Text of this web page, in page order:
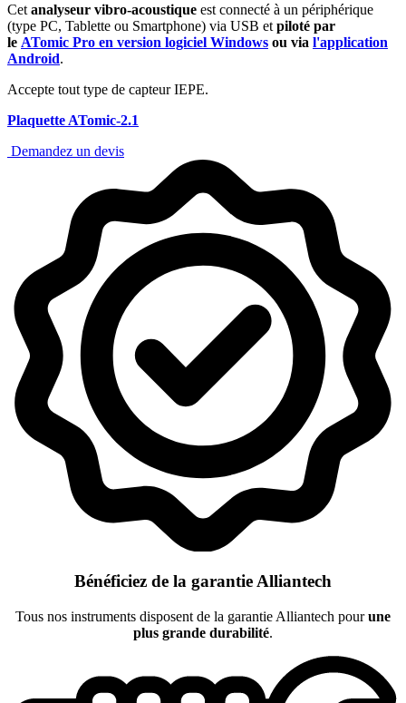
Cet analyseur vibro-acoustique est connecté à un périphérique
(type PC, Tablette ou Smartphone) via USB et piloté par
le ATomic Pro en version logiciel Windows ou via l'application
Android.
Accepte tout type de capteur IEPE.
Plaquette ATomic-2.1
Demandez un devis
Bénéficiez de la garantie Alliantech
Tous nos instruments disposent de la garantie Alliantech pourune
plus grande durabilité.